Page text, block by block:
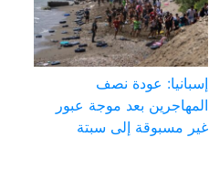
إسبانيا: عودة نصف
المهاجرين بعد موجة عبور
غير مسبوقة إلى سبتة